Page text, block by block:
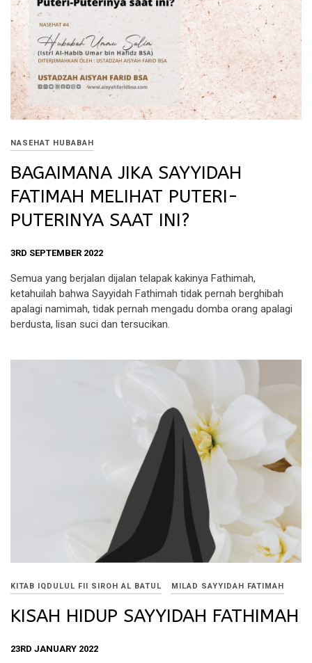
NASEHAT HUBABAH
BAGAIMANA JIKA SAYYIDAH
FATIMAH MELIHAT PUTERI-
PUTERINYA SAAT INI?
3RD SEPTEMBER 2022
Semua yang berjalan dijalan telapak kakinya Fathimah,
ketahuilah bahwa Sayyidah Fathimah tidak pernah berghibah
apalagi namimah, tidak pernah mengadu domba orang apalagi
berdusta, lisan suci dan tersucikan.
KITAB IQDULUL FII SIROH AL BATUL MILAD SAYYIDAH FATIMAH
KISAH HIDUP SAYYIDAH FATHIMAH
23RD JANUARY 2022